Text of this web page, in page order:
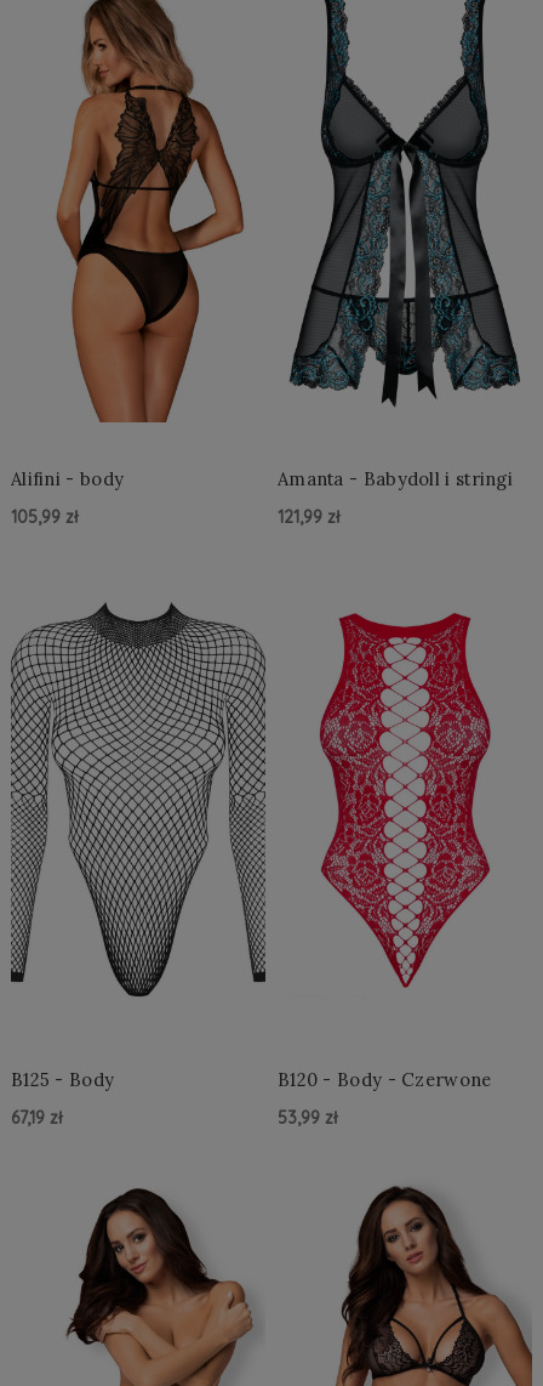
Alifini - body
105,99 zł
Amanta - Babydoll i stringi
121,99 zł
B125 - Body
67,19 zł
B120 - Body - Czerwone
53,99 zł